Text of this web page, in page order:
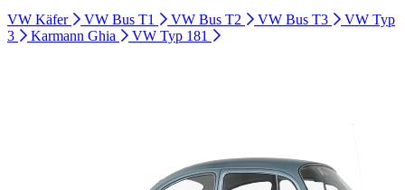
VW Käfer
VW Bus T1 VW Bus T2 VW Bus T3
VW Typ
3
Karmann Ghia VW Typ 181